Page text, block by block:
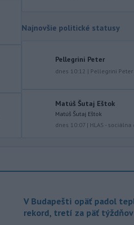
zastupiteľstiev samosprávnych krajov.
Richard Raši (Hlas-SD) odsudzuje
mladých ľudí zo zahraničia,
ponesú následky.
Teploty na Slovensku v
piatok klesnú. Výstrahy prvého
svojom webe. V Košickom kraji varuje
Japonsko nariadilo evakuáciu
približne 260.000 obyvateľov
juhozápadných častí krajiny v dôsledku
Najnovšie politické statusy
Pellegrini Peter
dnes 10:12 | Pellegrini Peter
Matúš Šutaj Eštok
Matúš Šutaj Eštok
dnes 10:07 | HLAS -
V Budapešti opäť padol
rekord, tretí za päť týždňov